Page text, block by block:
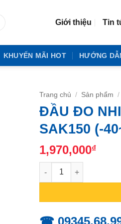
Giới thiệu Tin
KHUYẾN MÃI HOT HƯỚNG
Trang chủ / Sản phẩm /
ĐẦU ĐO
SAK150 (-
1,970,000₫
ĐẦU ĐO NHIỆT ĐỘ